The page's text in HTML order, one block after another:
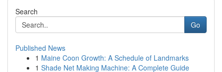
Search
Go
Published News
1 Maine Coon Growth: A Schedule of Landmarks
1 Shade Net Making Machine: A Complete Guide